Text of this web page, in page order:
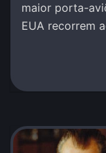
maior porta-
EUA recorrem